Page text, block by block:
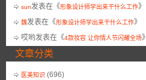
sun发表在《形象设计师学出来干什么工作》
魏发表在《形象设计师学出来干什么工作》
哎哟发表在《4款妆容 让你情人节闪耀全场》
文章分类
医美知识 (696)